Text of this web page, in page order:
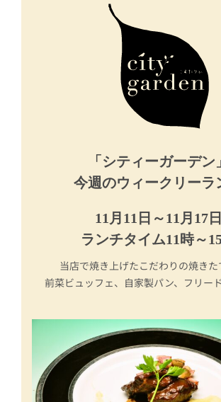
「シティーガーデン」
今週のウィークリーラ
11月11日～11月17日
ランチタイム11時～
当店で焼き上げたこだわりの焼きた
前菜ビュッフェ、自家製パン、フリー